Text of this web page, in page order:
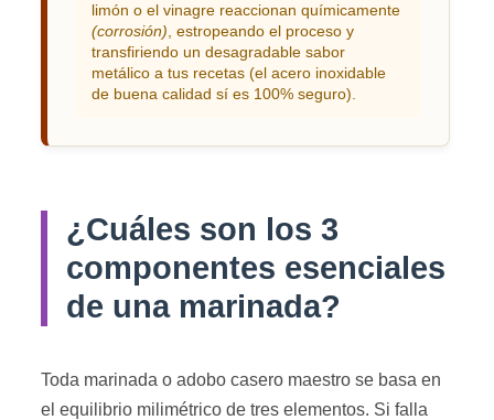
limón o el vinagre reaccionan químicamente
(corrosión), estropeando el proceso y
transfiriendo un desagradable sabor
metálico a tus recetas (el acero inoxidable
de buena calidad sí es 100% seguro).
¿Cuáles son los 3
componentes esenciales
de una marinada?
Toda marinada o adobo casero maestro se basa en
el equilibrio milimétrico de tres elementos. Si falla